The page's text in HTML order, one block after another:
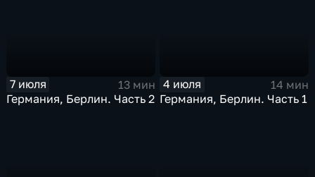
7 июля
13 мин
Германия, Берлин. Часть 2
4 июля
14 мин
Германия, Берлин. Часть 1